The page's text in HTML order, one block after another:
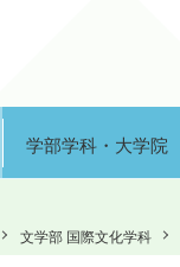
学部学科・大学院
文学部 国際文化学科